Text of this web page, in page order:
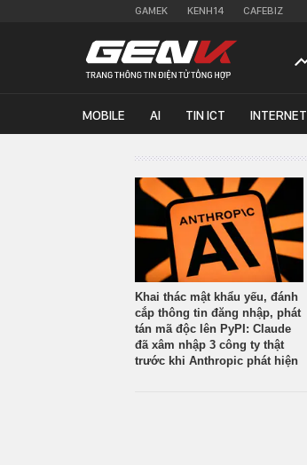
GAMEK KENH14 CAFEBIZ
MOBILE AI TIN ICT INTERNET
Khai thác mật khẩu yếu, đánh
cắp thông tin đăng nhập, phát
tán mã độc lên PyPI: Claude
đã xâm nhập 3 công ty thật
trước khi Anthropic phát hiện